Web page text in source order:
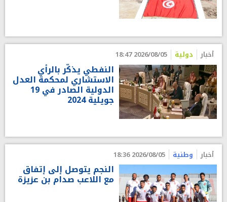
أخبار دولية 2026/08/05 18:47
النفطي يذكّر بالرأي
الاستشاري لمحكمة العدل
الدولية الصادر في 19
جويلية 2024
أخبار وطنية 2026/08/05 18:36
النجم يتوصل إلى إتفاق
مع اللاعب صدام بن عزيزة